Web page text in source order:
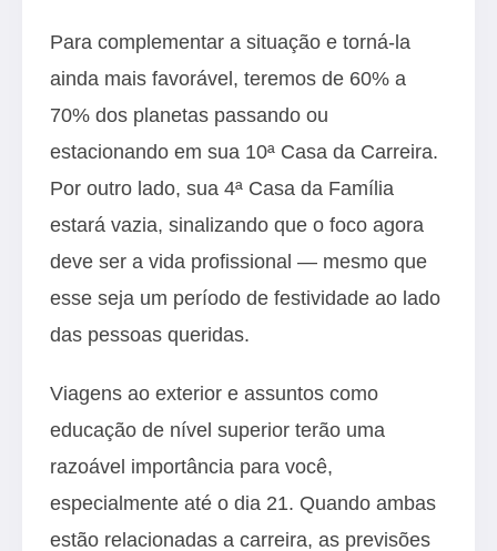
Para complementar a situação e torná-la
ainda mais favorável, teremos de 60% a
70% dos planetas passando ou
estacionando em sua 10ª Casa da Carreira.
Por outro lado, sua 4ª Casa da Família
estará vazia, sinalizando que o foco agora
deve ser a vida profissional — mesmo que
esse seja um período de festividade ao lado
das pessoas queridas.
Viagens ao exterior e assuntos como
educação de nível superior terão uma
razoável importância para você,
especialmente até o dia 21. Quando ambas
estão relacionadas a carreira, as previsões